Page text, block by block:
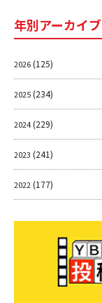
年別アーカイブ
2026(125)
2025(234)
2024(229)
2023 (241)
2022(177)